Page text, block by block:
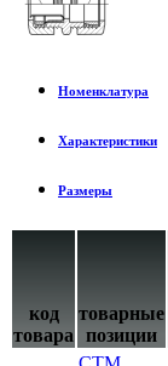
Номенклатура
Характеристики
Размеры
код
товара
товарные
позиции